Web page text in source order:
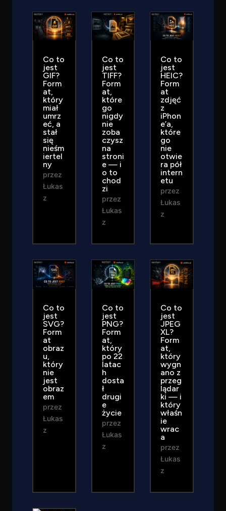
Co to
jest
GIF?
Form
at,
który
miał
umrz
eć, a
stał
się
nieśm
iertel
ny
przez
Łukas
z
Co to
jest
TIFF?
Form
at,
które
go
nigdy
nie
zoba
czysz
na
stroni
e — i
o to
chod
zi
przez
Łukas
z
Co to
jest
HEIC?
Form
at
zdjęć
z
iPhon
e’a,
które
go
nie
otwie
ra pół
intern
etu
przez
Łukas
z
Co to
jest
SVG?
Form
at
obraz
u,
który
nie
jest
obraz
em
przez
Łukas
z
Co to
jest
PNG?
Form
at,
który
po 22
latac
h
dosta
ł
drugi
e
życie
przez
Łukas
z
Co to
jest
JPEG
XL?
Form
at,
który
wygn
ano z
przeg
lądar
ki — i
który
właśn
ie
wrac
a
przez
Łukas
z